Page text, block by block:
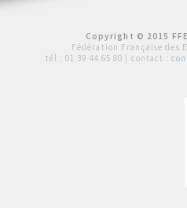
Copyright © 2015
Fédération Française des
tél : 01 39 44 65 80 | contact :